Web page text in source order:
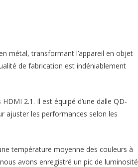
métal, transformant l’appareil en objet
de fabrication est indéniablement
2.1. Il est équipé d’une dalle QD-
ajuster les performances selon les
température moyenne des couleurs à
avons enregistré un pic de luminosité